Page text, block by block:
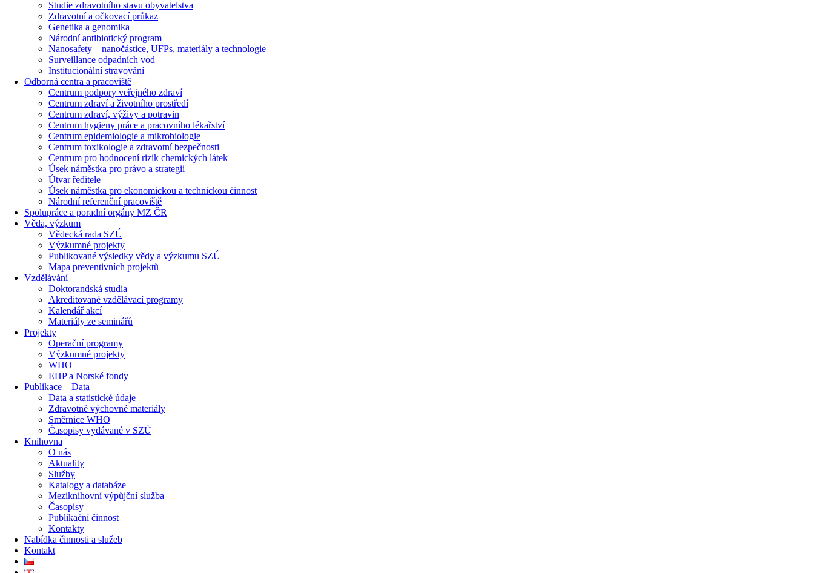
Studie zdravotního stavu obyvatelstva
Zdravotní a očkovací průkaz
Genetika a genomika
Národní antibiotický program
Nanosafety – nanočástice, UFPs, materiály a technologie
Surveillance odpadních vod
Institucionální stravování
Odborná centra a pracoviště
Centrum podpory veřejného zdraví
Centrum zdraví a životního prostředí
Centrum zdraví, výživy a potravin
Centrum hygieny práce a pracovního lékařství
Centrum epidemiologie a mikrobiologie
Centrum toxikologie a zdravotní bezpečnosti
Centrum pro hodnocení rizik chemických látek
Úsek náměstka pro právo a strategii
Útvar ředitele
Úsek náměstka pro ekonomickou a technickou činnost
Národní referenční pracoviště
Spolupráce a poradní orgány MZ ČR
Věda, výzkum
Vědecká rada SZÚ
Výzkumné projekty
Publikované výsledky vědy a výzkumu SZÚ
Mapa preventivních projektů
Vzdělávání
Doktorandská studia
Akreditované vzdělávací programy
Kalendář akcí
Materiály ze seminářů
Projekty
Operační programy
Výzkumné projekty
WHO
EHP a Norské fondy
Publikace – Data
Data a statistické údaje
Zdravotně výchovné materiály
Směrnice WHO
Časopisy vydávané v SZÚ
Knihovna
O nás
Aktuality
Služby
Katalogy a databáze
Meziknihovní výpůjční služba
Časopisy
Publikační činnost
Kontakty
Nabídka činnosti a služeb
Kontakt